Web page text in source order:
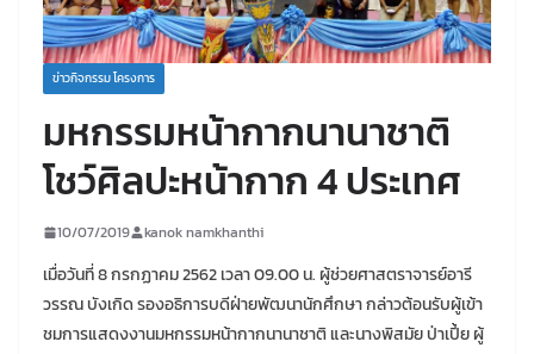
ข่าวกิจกรรม โครงการ
มหกรรมหน้ากากนานาชาติ
โชว์ศิลปะหน้ากาก 4 ประเทศ
10/07/2019 kanok namkhanthi
เมื่อวันที่ 8 กรกฏาคม 2562 เวลา 09.00 น. ผู้ช่วยศาสตราจารย์อารี
วรรณ บังเกิด รองอธิการบดีฝ่ายพัฒนานักศึกษา กล่าวต้อนรับผู้เข้า
ชมการแสดงงานมหกรรมหน้ากากนานาชาติ และนางพิสมัย ป่าเปี้ย ผู้